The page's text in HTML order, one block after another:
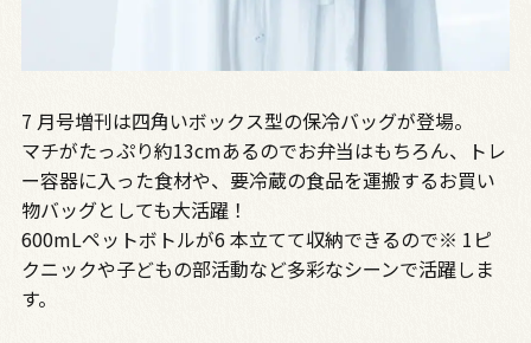
7 月号増刊は四角いボックス型の保冷バッグが登場。
マチがたっぷり約13cmあるのでお弁当はもちろん、トレ
ー容器に入った食材や、要冷蔵の食品を運搬するお買い
物バッグとしても大活躍！
600mLペットボトルが6 本立てて収納できるので※ 1ピ
クニックや子どもの部活動など多彩なシーンで活躍しま
す。